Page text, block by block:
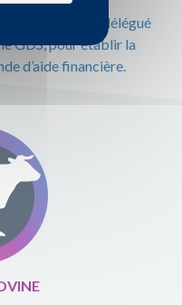
prévenir votre délégué
GDS, pour établir la
d’aide financière.